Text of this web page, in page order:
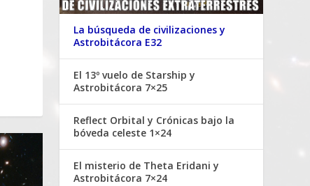
La búsqueda de civilizaciones y
Astrobitácora E32
El 13º vuelo de Starship y
Astrobitácora 7×25
Reflect Orbital y Crónicas bajo la
bóveda celeste 1×24
El misterio de Theta Eridani y
Astrobitácora 7×24